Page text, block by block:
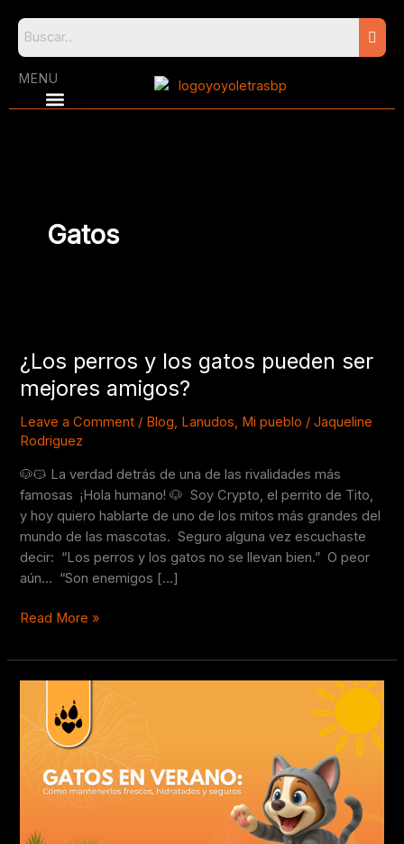
content
MENU
Gatos
¿Los perros y los gatos pueden ser
mejores amigos?
Leave a Comment / Blog, Lanudos, Mi pueblo /Jaqueline
Rodriguez
🐶😼 La verdad detrás de una de las rivalidades más
famosas ¡Hola humano! 🐶 Soy Crypto, el perrito de Tito,
y hoy quiero hablarte de uno de los mitos más grandes del
mundo de las mascotas. Seguro alguna vez escuchaste
decir: “Los perros y los gatos no se llevan bien.” O peor
aún… “Son enemigos […]
y
los
gatos
pueden
ser
amigos?
Read More »
🐱
Gatos
en
verano:
cómo
frescos,